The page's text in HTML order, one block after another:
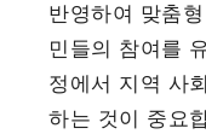
반영하여 맞춤
민들의 참여를
정에서 지역 사
하는 것이 중요